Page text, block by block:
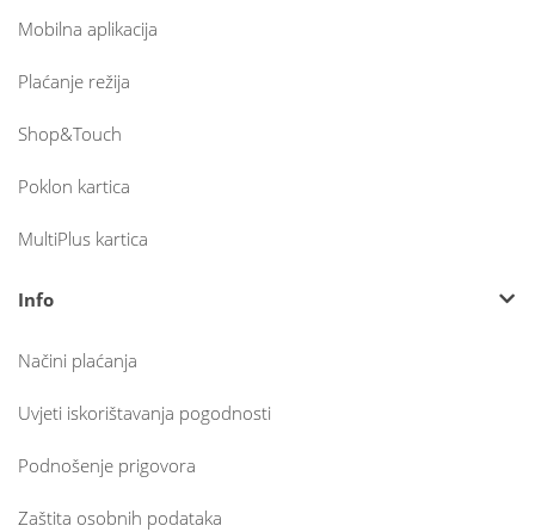
Mobilna aplikacija
Plaćanje režija
Shop&Touch
Poklon kartica
MultiPlus kartica
Info
Načini plaćanja
Uvjeti iskorištavanja pogodnosti
Podnošenje prigovora
Zaštita osobnih podataka